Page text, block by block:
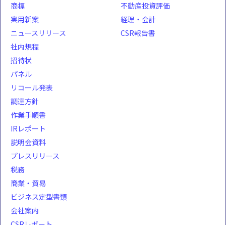
商標
実用新案
ニュースリリース
不動産投資評価
経理・会計
CSR報告書
社内規程
招待状
パネル
リコール発表
調達方針
作業手順書
IRレポート
説明会資料
プレスリリース
税務
商業・貿易
ビジネス定型書類
会社案内